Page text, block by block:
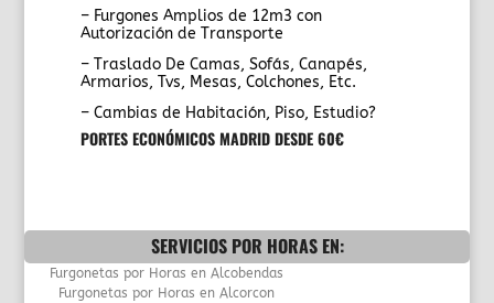
– Furgones Amplios de 12m3 con
Autorización de Transporte
– Traslado De Camas, Sofás, Canapés,
Armarios, Tvs, Mesas, Colchones, Etc.
– Cambias de Habitación, Piso, Estudio?
PORTES ECONÓMICOS MADRID DESDE 60€
SERVICIOS POR HORAS EN:
Furgonetas por Horas en Alcobendas
Furgonetas por Horas en Alcorcon